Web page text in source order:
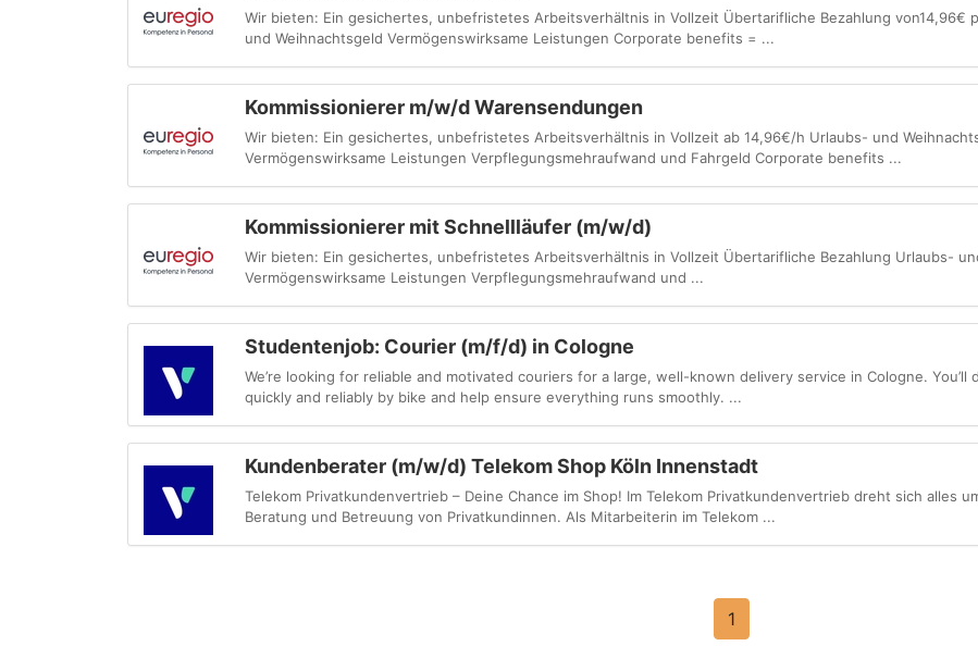
Wir bieten: Ein gesichertes, unbefristetes Arbeitsverhältnis in Vollzeit Übertarifliche Bezahlung von14,96€
und Weihnachtsgeld Vermögenswirksame Leistungen Corporate benefits = ...
Kommissionierer m/w/d Warensendungen
Wir bieten: Ein gesichertes, unbefristetes Arbeitsverhältnis in Vollzeit ab 14,96€/h Urlaubs- und
Vermögenswirksame Leistungen Verpflegungsmehraufwand und Fahrgeld Corporate benefits ...
Kommissionierer mit Schnellläufer (m/w/d)
Wir bieten: Ein gesichertes, unbefristetes Arbeitsverhältnis in Vollzeit Übertarifliche Bezahlung Urlaubs-
Vermögenswirksame Leistungen Verpflegungsmehraufwand und ...
Studentenjob: Courier (m/f/d) in Cologne
We’re looking for reliable and motivated couriers for a large, well-known delivery service in Cologne. You’ll
quickly and reliably by bike and help ensure everything runs smoothly. ...
Kundenberater (m/w/d) Telekom Shop Köln Innenstadt
Telekom Privatkundenvertrieb – Deine Chance im Shop! Im Telekom Privatkundenvertrieb dreht sich alles
Beratung und Betreuung von Privatkundinnen. Als Mitarbeiterin im Telekom ...
1